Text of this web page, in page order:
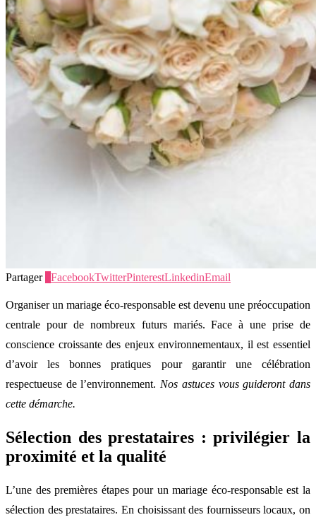
Partager FacebookTwitterPinterestLinkedinEmail
Organiser un mariage éco-responsable est devenu une préoccupation
centrale pour de nombreux futurs mariés. Face à une prise de
conscience croissante des enjeux environnementaux, il est essentiel
d’avoir les bonnes pratiques pour garantir une célébration
respectueuse de l’environnement. Nos astuces vous guideront dans
cette démarche.
Sélection des prestataires : privilégier la
proximité et la qualité
L’une des premières étapes pour un mariage éco-responsable est la
sélection des prestataires. En choisissant des fournisseurs locaux, on